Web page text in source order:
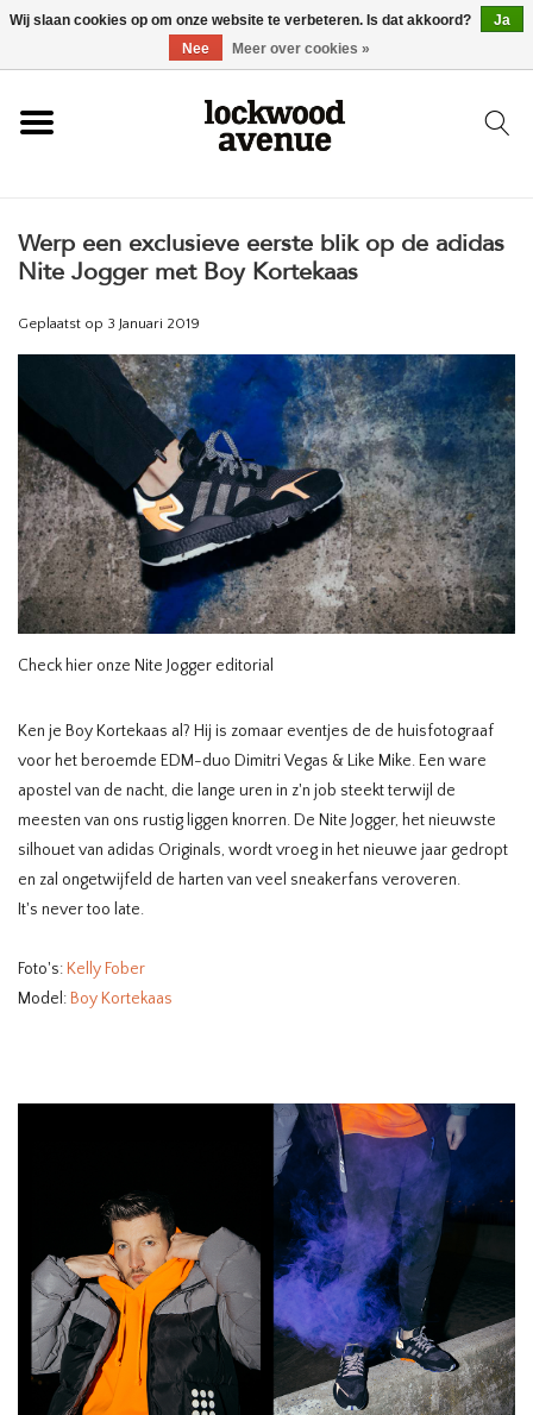
HOME
NIEUW
ACCESSOIRES
SKATEBOARD
HOMEWARE
SALE
THE EDIT
Werp een exclusieve eerste blik op de adidas
Nite Jogger met Boy Kortekaas
Geplaatst op 3 Januari 2019
Check hier onze Nite Jogger editorial
Ken je Boy Kortekaas al? Hij is zomaar eventjes de de huisfotograaf
voor het beroemde EDM-duo Dimitri Vegas & Like Mike. Een ware
apostel van de nacht, die lange uren in z'n job steekt terwijl de
meesten van ons rustig liggen knorren. De Nite Jogger, het nieuwste
silhouet van adidas Originals, wordt vroeg in het nieuwe jaar gedropt
en zal ongetwijfeld de harten van veel sneakerfans veroveren.
It's never too late.
Foto's: Kelly Fober
Model: Boy Kortekaas
Wij slaan cookies op om onze website te verbeteren. Is dat akkoord?
Ja
Nee
Meer over cookies »